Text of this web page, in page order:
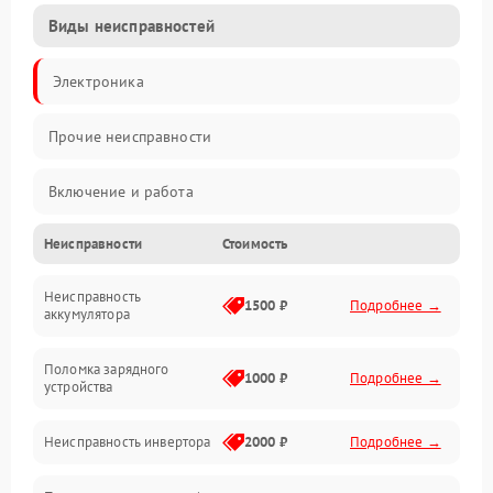
Виды неисправностей
Электроника
Прочие неисправности
Включение и работа
Работа с нагрузкой
Звук и индикация
Неисправности Стоимость
Неисправность
аккумулятора
1500 ₽ Подробнее →
Поломка зарядного
устройства
1000 ₽ Подробнее →
Неисправность инвертора 2000 ₽ Подробнее →